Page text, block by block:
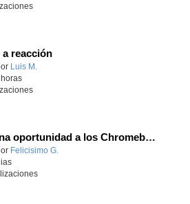
reacción
educativo.
Luis M.
Dale una oportunidad a los Chromebooks y utiliza un proyector para realizar talleres si no tienes pantallas táctiles
educativo.
Felicisimo G.